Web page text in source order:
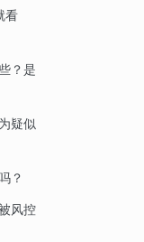
看
？是
疑似
？
风控